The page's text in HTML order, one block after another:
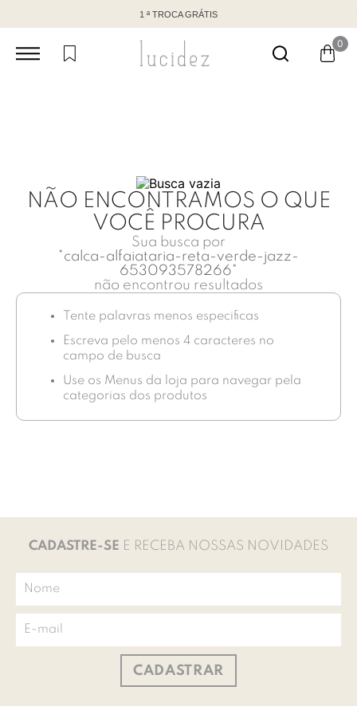
1 ª TROCA GRÁTIS
0
NÃO ENCONTRAMOS O QUE
VOCÊ PROCURA
Sua busca por
"calca-alfaiataria-reta-verde-jazz-
653093578266"
não encontrou resultados
Tente palavras menos especificas
Escreva pelo menos 4 caracteres no
campo de busca
Use os Menus da loja para navegar pela
categorias dos produtos
CADASTRE-SE E RECEBA NOSSAS NOVIDADES
CADASTRAR